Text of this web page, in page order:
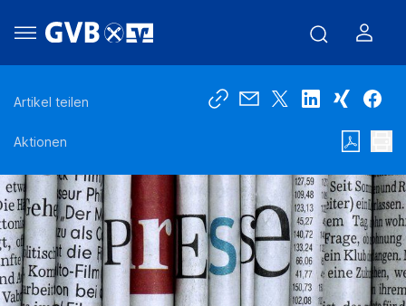
Artikel teilen
Aktionen